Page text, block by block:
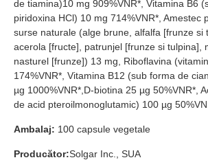
de tiamina)10 mg 909%VNR*, Vitamina B6
piridoxina HCl) 10 mg 714%VNR*, Amestec
surse naturale (alge brune, alfalfa [frunze si
acerola [fructe], patrunjel [frunze si tulpina],
nasturel [frunze]) 13 mg, Riboflavina
174%VNR*, Vitamina B12 (sub forma de
µg 1000%VNR*,D-biotina 25 µg 50%VNR*,
de acid pteroilmonoglutamic) 100 µg
Ambalaj: 100 capsule vegetale
Producător:Solgar Inc., SUA